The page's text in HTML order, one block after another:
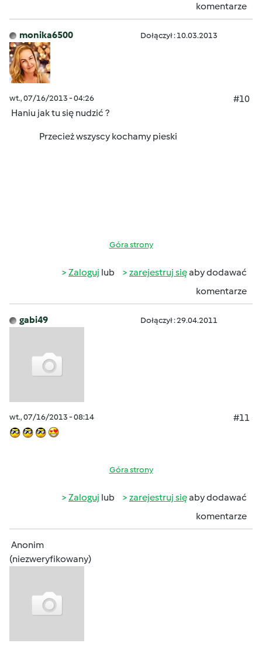
komentarze
monika6500 Dołączył : 10.03.2013
wt., 07/16/2013 - 04:26
#10
Haniu jak tu się nudzić ?
Przecież wszyscy kochamy pieski
Góra strony
Zaloguj lub zarejestruj sięaby dodawać
komentarze
gabi49 Dołączył : 29.04.2011
wt., 07/16/2013 - 08:14 #11
Góra strony
Zaloguj lub zarejestruj sięaby dodawać
komentarze
Anonim
(niezweryfikowany)